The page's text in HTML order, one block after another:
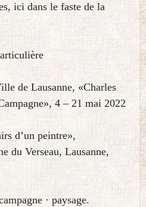
ici dans le faste de la
de Lausanne, «Charles
4 – 21 mai 2022
d’un peintre»,
du Verseau, Lausanne,
· paysage.